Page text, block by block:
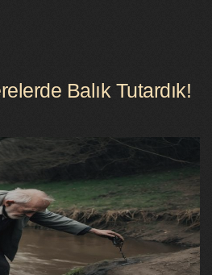
Balık Tutardık!